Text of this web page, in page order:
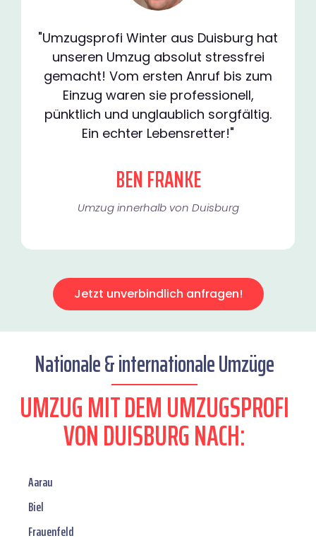
"Umzugsprofi Winter aus Duisburg hat
unseren Umzug absolut stressfrei
gemacht! Vom ersten Anruf bis zum
Einzug waren sie professionell,
pünktlich und unglaublich sorgfältig.
Ein echter Lebensretter!"
BEN FRANKE
Umzug innerhalb von Duisburg​
Jetzt unverbindlich anfragen!
Nationale & internationale Umzüge
UMZUG MIT DEM UMZUGSPROFI
VON DUISBURG NACH:
Aarau
Biel
Frauenfeld